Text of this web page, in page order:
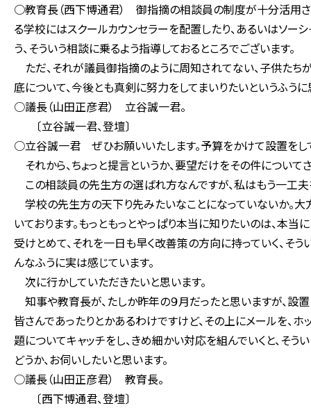
○教育長（西下博通君） 御指摘の相談員の制度が十分活用さ
る学校にはスクールカウンセラーを配置したり、あるいはソー
う、そういう相談に乗るよう指導しておるところでございます。
ただ、それが議員御指摘のように周知されてない、子供たち
底について、今後とも真剣に努力をしてまいりたいというふうに
○議長（山田正彦君） 立谷誠一君。
〔立谷誠一君、登壇〕
○立谷誠一君 ぜひお願いいたします。予算をかけて設置をし
それから、ちょっと提言というか、要望だけをその件について
この相談員の先生方の選ばれ方なんですが、私はもう一工夫
学校の先生方の天下り先みたいなことになっていないか。大
いております。もっともっとやっぱり本当に知りたいのは、本
受けとめて、それを一日も早く改善策の方向に持っていく、そ
んなふうに実は感じています。
次に行かしていただきたいと思います。
知事や教育長が、たしか昨年の９月だったと思いますが、設
皆さんであったりとかあるわけですけど、その上にメールを、
題についてキャッチをし、きめ細かい対応を組んでいくと、そ
どうか、お伺いしたいと思います。
○議長（山田正彦君） 教育長。
〔西下博通君、登壇〕